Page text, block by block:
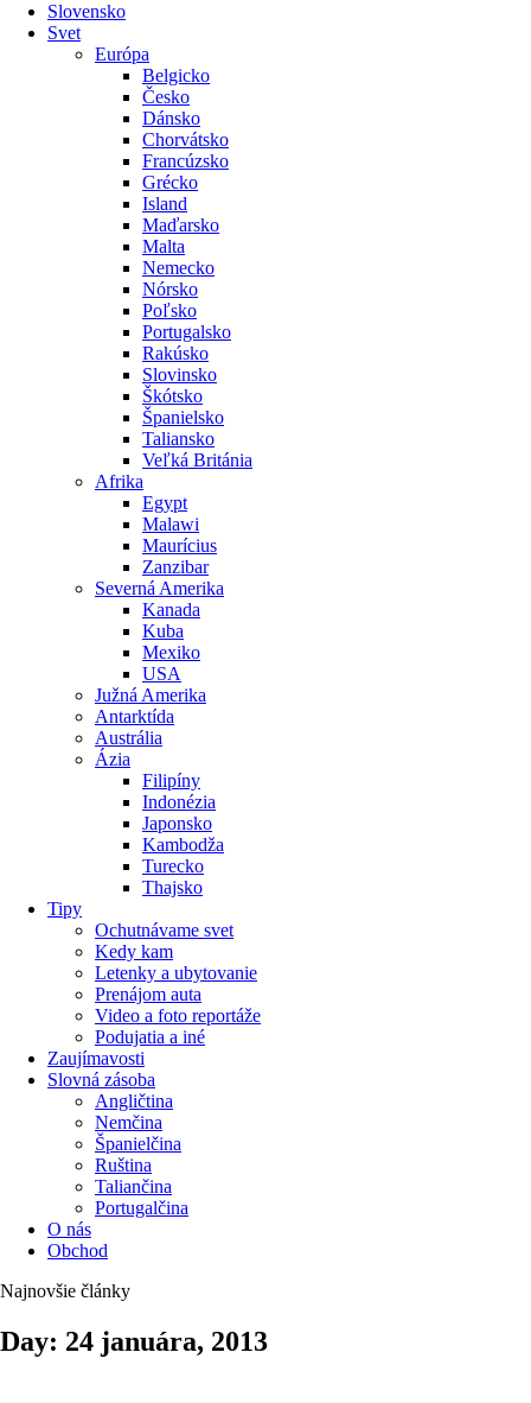
Slovensko
Svet
Európa
Belgicko
Česko
Dánsko
Chorvátsko
Francúzsko
Grécko
Island
Maďarsko
Malta
Nemecko
Nórsko
Poľsko
Portugalsko
Rakúsko
Slovinsko
Škótsko
Španielsko
Taliansko
Veľká Británia
Afrika
Egypt
Malawi
Maurícius
Zanzibar
Severná Amerika
Kanada
Kuba
Mexiko
USA
Južná Amerika
Antarktída
Austrália
Ázia
Filipíny
Indonézia
Japonsko
Kambodža
Turecko
Thajsko
Tipy
Ochutnávame svet
Kedy kam
Letenky a ubytovanie
Prenájom auta
Video a foto reportáže
Podujatia a iné
Zaujímavosti
Slovná zásoba
Angličtina
Nemčina
Španielčina
Ruština
Taliančina
Portugalčina
O nás
Obchod
Najnovšie články
Day: 24 januára, 2013